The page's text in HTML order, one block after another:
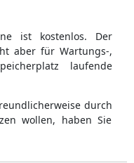
ist kostenlos. Der
aber für Wartungs-,
laufende
durch
wollen, haben Sie